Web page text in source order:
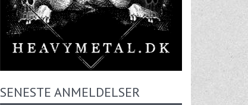
SENESTE ANMELDELSER